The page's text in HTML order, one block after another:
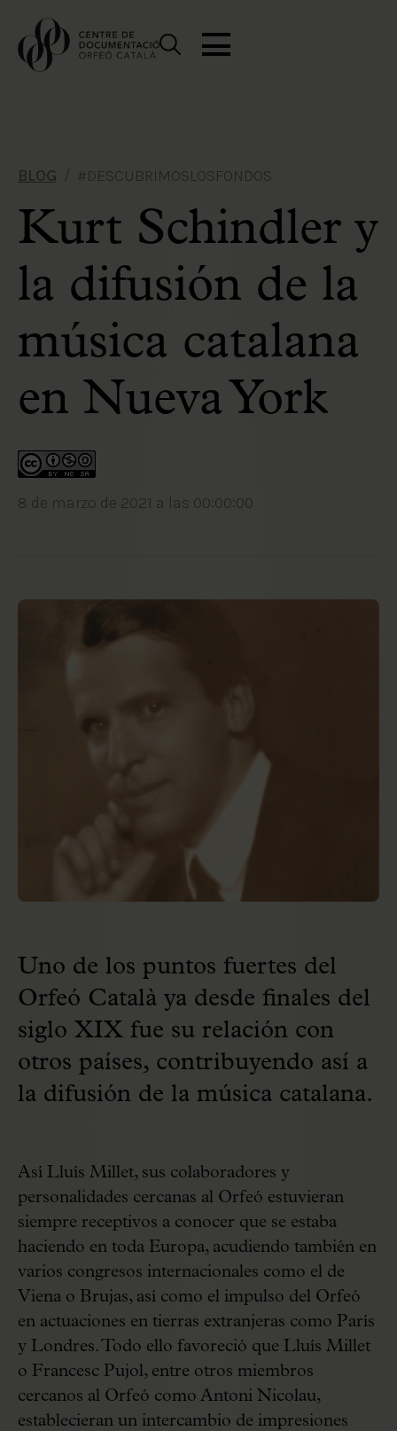
BLOG #DESCUBRIMOSLOSFONDOS
Kurt Schindler y
la difusión de la
música catalana
en Nueva York
8 de marzo de 2021 a las 00:00:00
Uno de los puntos fuertes del
Orfeó Català ya desde finales del
siglo XIX fue su relación con
otros países, contribuyendo así a
la difusión de la música catalana.
Así Lluís Millet, sus colaboradores y
personalidades cercanas al Orfeó estuvieran
siempre receptivos a conocer que se estaba
haciendo en toda Europa, acudiendo también en
varios congresos internacionales como el de
Viena o Brujas, así como el impulso del Orfeó
en actuaciones en tierras extranjeras como París
y Londres. Todo ello favoreció que Lluís Millet
o Francesc Pujol, entre otros miembros
cercanos al Orfeó como Antoni Nicolau,
establecieran un intercambio de impresiones